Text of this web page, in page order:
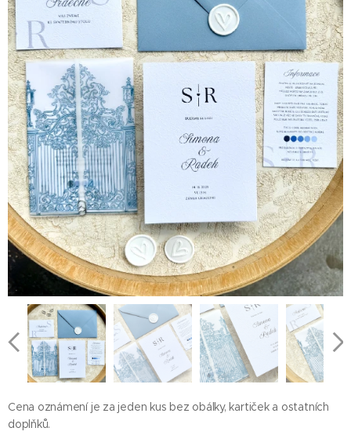
Cena oznámení je za jeden kus bez obálky, kartiček a ostatních
doplňků.